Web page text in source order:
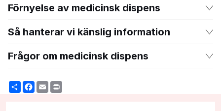
Förnyelse av medicinsk dispens
Så hanterar vi känslig information
Frågor om medicinsk dispens
ShareFacebook
Email